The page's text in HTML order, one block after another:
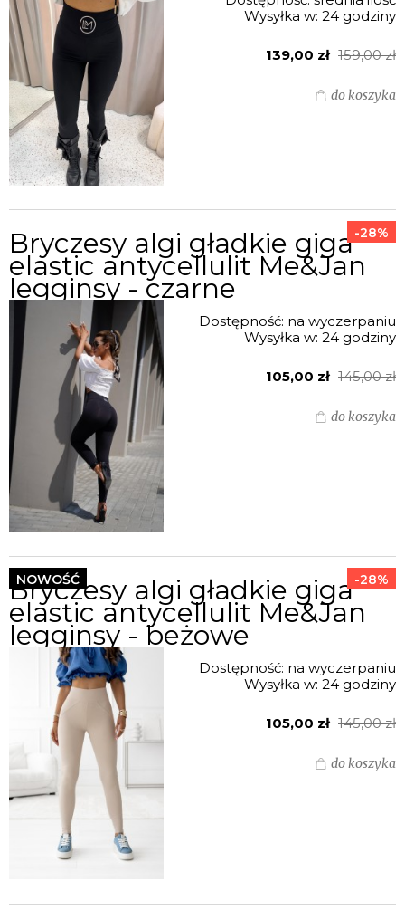
Wysyłka w: 24 godziny
139,00 zł 159,00 zł
do koszyka
Bryczesy algi gładkie giga
elastic antycellulit Me&Jan
legginsy - czarne
Dostępność: na wyczerpaniu
Wysyłka w: 24 godziny
105,00 zł 145,00 zł
do koszyka
-28%
Bryczesy algi gładkie giga
elastic antycellulit Me&Jan
legginsy - beżowe
Dostępność: na wyczerpaniu
Wysyłka w: 24 godziny
105,00 zł 145,00 zł
do koszyka
-28%
NOWOŚĆ